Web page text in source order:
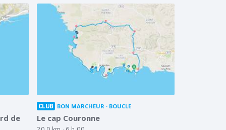
de
CLUB BON MARCHEUR BOUCLE
Le cap Couronne